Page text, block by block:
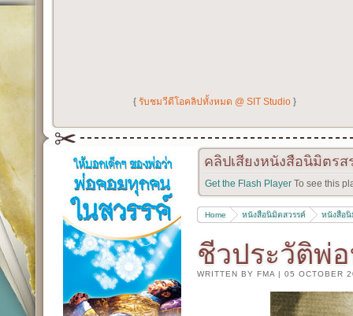
{ รับชมวีดีโอคลิปทั้งหมด @ SIT Studio }
คลิปเสียงหนังสือนิมิตรส
Get the Flash Player To see this
Home หนังสือนิมิตสวรรค์ หนังสือนิ
ชีวประวัติพ่
WRITTEN BY FMA | 05 OCTOBER